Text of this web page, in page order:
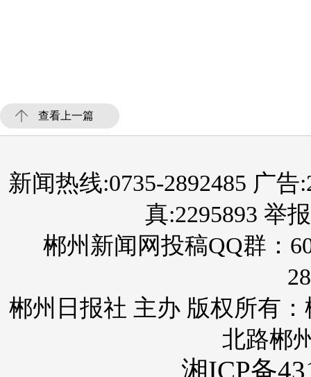
查看上一篇
新闻热线:0735-2892485 广告
真:2295893 举
郴州新闻网投稿QQ群：
郴州日报社 主办 版权所有
北路郴
湘ICP备